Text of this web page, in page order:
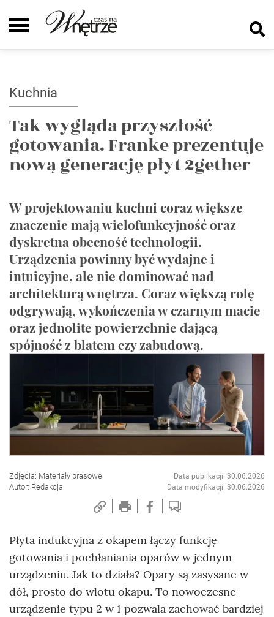
Kuchnia
Tak wygląda przyszłość
gotowania. Franke prezentuje
nową generację płyt 2gether
W projektowaniu kuchni coraz większe
znaczenie mają wielofunkcyjność oraz
dyskretna obecność technologii.
Urządzenia powinny być wydajne i
intuicyjne, ale nie dominować nad
architekturą wnętrza. Coraz większą rolę
odgrywają, wykończenia w czarnym macie
oraz jednolite powierzchnie dającą
spójność z blatem czy zabudową.
Zdjęcia: Materiały prasowe
Autor: Redakcja
Data publikacji: 30.06.2026
Data modyfikacji: 30.06.2026
Płyta indukcyjna z okapem łączy funkcję
gotowania i pochłaniania oparów w jednym
urządzeniu. Jak to działa? Opary są zasysane w
dół, prosto do wlotu okapu. To nowoczesne
urządzenie typu 2 w 1 pozwala zachować bardziej